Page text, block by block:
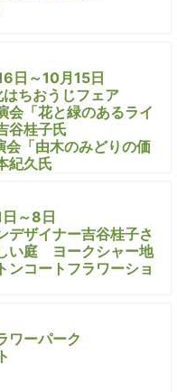
日～10月15日
ちおうじフェア
会「花と緑のあるライ
谷桂子氏
会「由木のみどりの価
紀久氏
日～8日
デザイナー吉谷桂子さ
い庭 ヨークシャー地
ンコートフラワーショ
ワーパーク